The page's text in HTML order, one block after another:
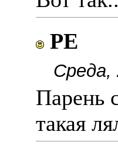
РЕ
Среда,
Парень
такая